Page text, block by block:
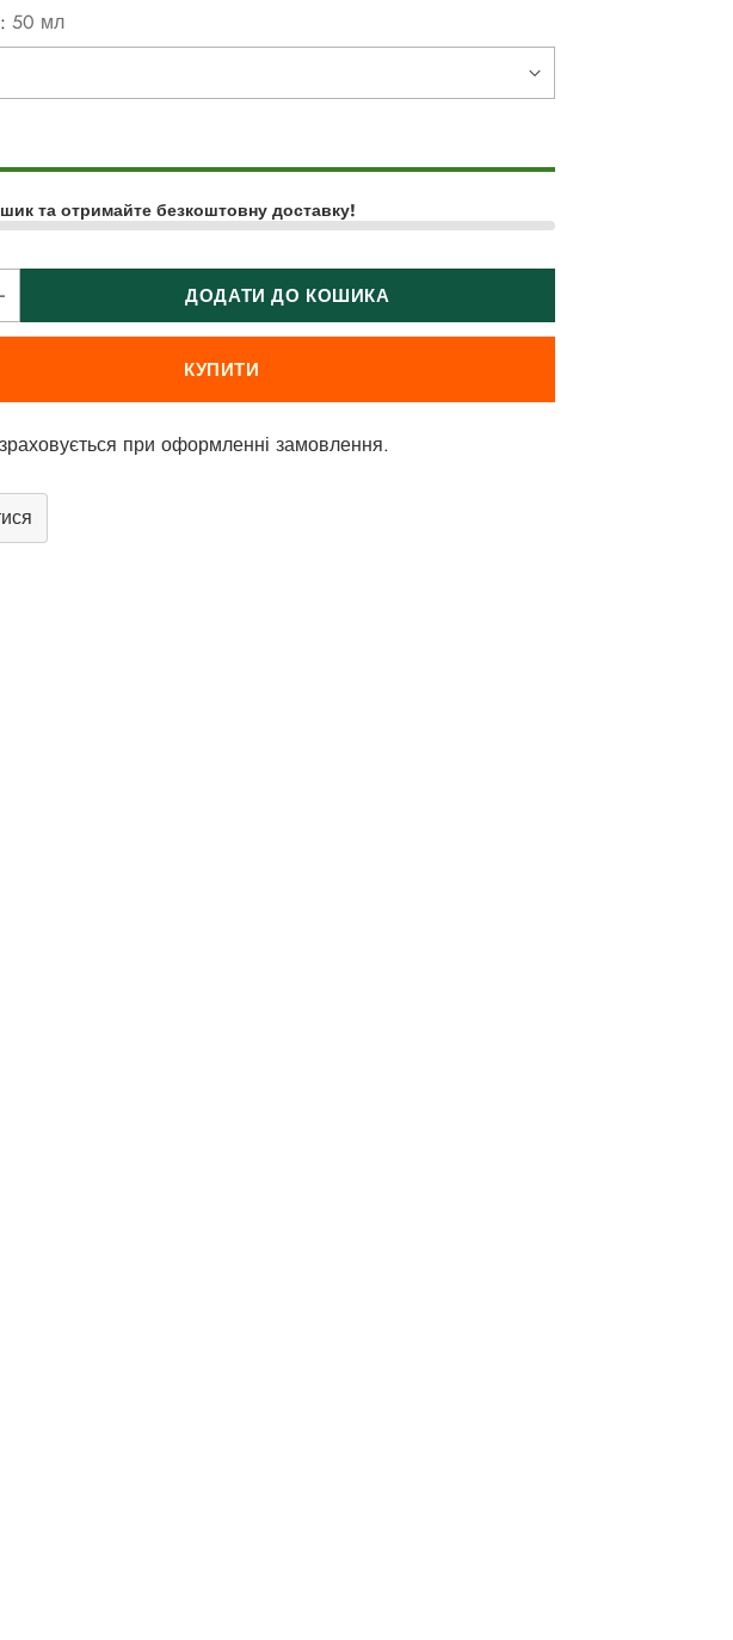
50 мл
та отримайте безкоштовну доставку!
ДОДАТИ ДО КОШИКА
КУПИТИ
при оформленні замовлення.